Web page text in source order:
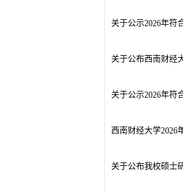
关于公示2026年符
关于公布西南财经
关于公示2026年符
西南财经大学2026
关于公布我校硕士